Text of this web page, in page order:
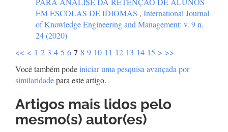
EM ESCOLAS DE IDIOMAS , International Journal
of Knowledge Engineering and Management: v. 9 n.
24 (2020)
<< < 1 2 3 4 5 6 7 8 9 10 11 12 13 14 15 > >>
Você também podeiniciar uma pesquisa avançada por
similaridadepara este artigo.
Artigos mais lidos pelo
mesmo(s) autor(es)